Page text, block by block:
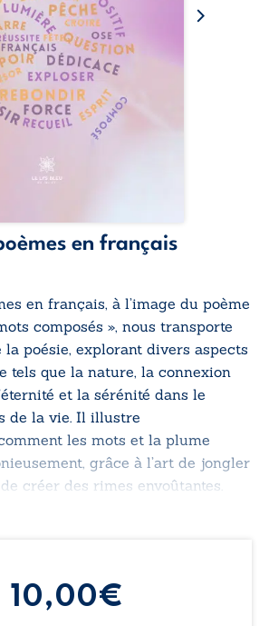
en français
en français, à l’image du poème
composés », nous transporte
la poésie, explorant divers aspects
tels que la nature, la connexion
et la sérénité dans le
de la vie. Il illustre
les mots et la plume
grâce à l’art de jongler
créer des rimes envoûtantes.
10,00€